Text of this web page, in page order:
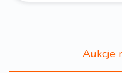
Aukcje